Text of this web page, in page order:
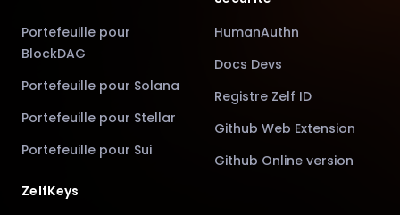
Portefeuille pour
BlockDAG
Portefeuille pour Solana
Portefeuille pour Stellar
Portefeuille pour Sui
ZelfKeys
HumanAuthn
Docs Devs
Registre Zelf ID
Github Web Extension
Github Online version